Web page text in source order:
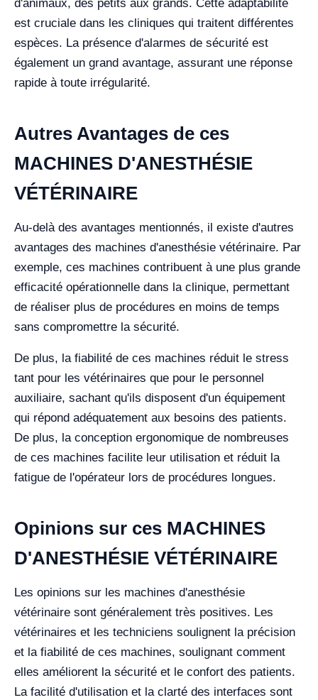
d'animaux, des petits aux grands. Cette adaptabilité
est cruciale dans les cliniques qui traitent différentes
espèces. La présence d'alarmes de sécurité est
également un grand avantage, assurant une réponse
rapide à toute irrégularité.
Autres Avantages de ces
MACHINES D'ANESTHÉSIE
VÉTÉRINAIRE
Au-delà des avantages mentionnés, il existe d'autres
avantages des machines d'anesthésie vétérinaire. Par
exemple, ces machines contribuent à une plus grande
efficacité opérationnelle dans la clinique, permettant
de réaliser plus de procédures en moins de temps
sans compromettre la sécurité.
De plus, la fiabilité de ces machines réduit le stress
tant pour les vétérinaires que pour le personnel
auxiliaire, sachant qu'ils disposent d'un équipement
qui répond adéquatement aux besoins des patients.
De plus, la conception ergonomique de nombreuses
de ces machines facilite leur utilisation et réduit la
fatigue de l'opérateur lors de procédures longues.
Opinions sur ces MACHINES
D'ANESTHÉSIE VÉTÉRINAIRE
Les opinions sur les machines d'anesthésie
vétérinaire sont généralement très positives. Les
vétérinaires et les techniciens soulignent la précision
et la fiabilité de ces machines, soulignant comment
elles améliorent la sécurité et le confort des patients.
La facilité d'utilisation et la clarté des interfaces sont